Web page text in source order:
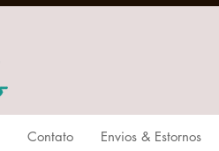
Contato Envios & Estornos